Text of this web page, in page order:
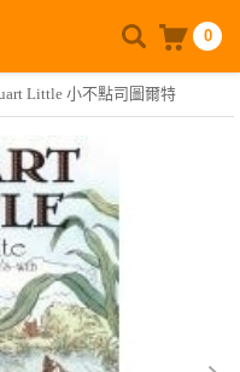
0
Little 小不點司圖爾特